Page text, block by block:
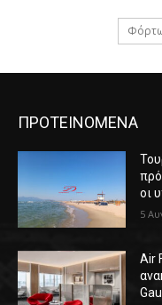
ΠΡΟΤΕΙΝΟΜΕΝΑ
οι
5
Air